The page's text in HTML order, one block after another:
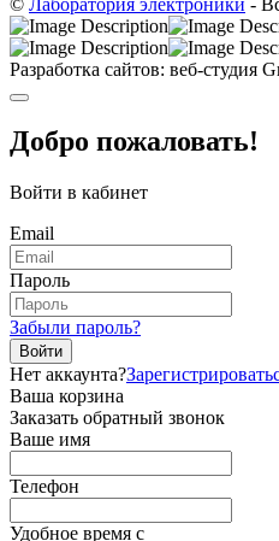
Разработка сайтов: веб-студия
Добро пожаловать!
Войти в кабинет
Email
Пароль
Забыли пароль?
Войти
Нет аккаунта?
Ваша корзина
Заказать обратный звонок
Ваше имя
Телефон
Удобное время c